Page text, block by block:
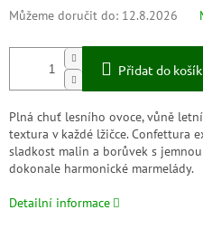
Můžeme doručit do: 12.8.2026
Přidat do
Plná chuť lesního ovoce, vůně
textura v každé lžičce. Confettura
sladkost malin a borůvek s
dokonale harmonické marmelády.
Detailní informace